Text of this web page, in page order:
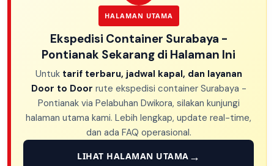
HALAMAN UTAMA
Ekspedisi Container Surabaya -
Pontianak Sekarang di Halaman Ini
Untuk tarif terbaru, jadwal kapal, dan layanan
Door to Door rute ekspedisi container Surabaya -
Pontianak via Pelabuhan Dwikora, silakan kunjungi
halaman utama kami. Lebih lengkap, update real-time,
dan ada FAQ operasional.
LIHAT HALAMAN UTAMA